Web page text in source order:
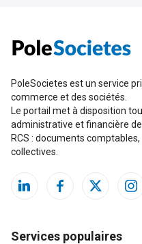
PoleSocietes est un service
commerce et des sociétés.
Le portail met à disposition
administrative et financière
RCS : documents
collectives.
Services populaires